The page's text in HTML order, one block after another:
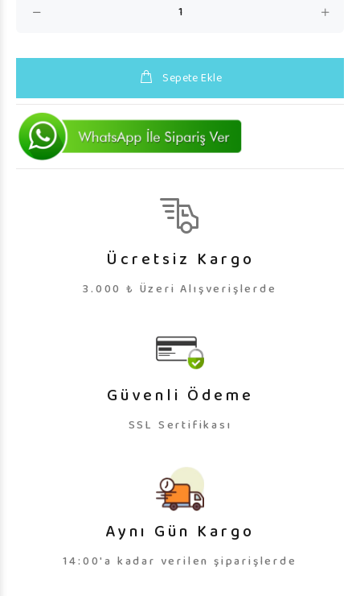
Sepete Ekle
Ücretsiz Kargo
3.000 ₺ Üzeri Alışverişlerde
Güvenli Ödeme
SSL Sertifikası
Aynı Gün Kargo
14:00'a kadar verilen şiparişlerde